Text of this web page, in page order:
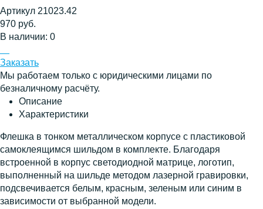
Артикул 21023.42
970 руб.
В наличии: 0
Заказать
Мы работаем только с юридическими лицами по
безналичному расчёту.
Описание
Характеристики
Флешка в тонком металлическом корпусе с пластиковой
самоклеящимся шильдом в комплекте. Благодаря
встроенной в корпус светодиодной матрице, логотип,
выполненный на шильде методом лазерной гравировки,
подсвечивается белым, красным, зеленым или синим в
зависимости от выбранной модели.